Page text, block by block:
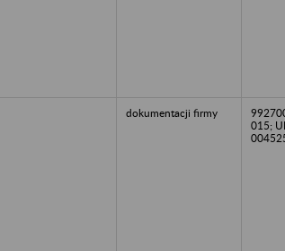
dokumentacji firmy
015;